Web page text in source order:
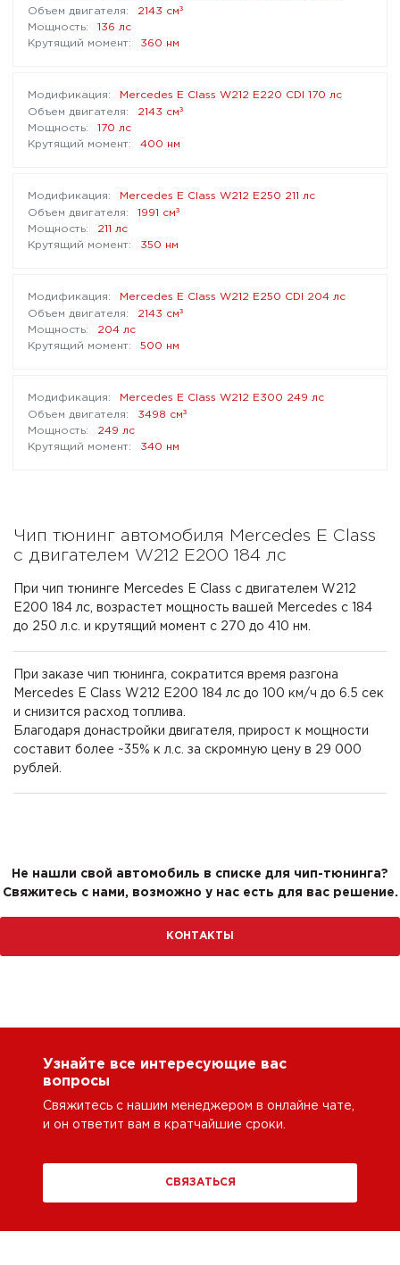
2143 см³
136 лс
360 нм
Mercedes E Class W212 E220 CDI 170 лс
2143 см³
170 лс
400 нм
Mercedes E Class W212 E250 211 лс
1991 см³
211 лс
350 нм
Mercedes E Class W212 E250 CDI 204 лс
2143 см³
204 лс
500 нм
Mercedes E Class W212 E300 249 лс
3498 см³
249 лс
340 нм
Чип тюнинг автомобиля Mercedes E Class
с двигателем W212 E200 184 лс
При чип тюнинге Mercedes E Class с двигателем W212
E200 184 лс, возрастет мощность вашей Mercedes с 184
до 250 л.с. и крутящий момент с 270 до 410 нм.
При заказе чип тюнинга, сократится время разгона
Mercedes E Class W212 E200 184 лс до 100 км/ч до 6.5 сек
и снизится расход топлива.
Благодаря донастройки двигателя, прирост к мощности
составит более ~35% к л.с. за скромную цену в 29 000
рублей.
Не нашли свой автомобиль в списке для чип-тюнинга?
Свяжитесь с нами, возможно у нас есть для вас решение.
КОНТАКТЫ
Узнайте все интересующие вас
вопросы
Свяжитесь с нашим менеджером в онлайне чате,
и он ответит вам в кратчайшие сроки.
СВЯЗАТЬСЯ